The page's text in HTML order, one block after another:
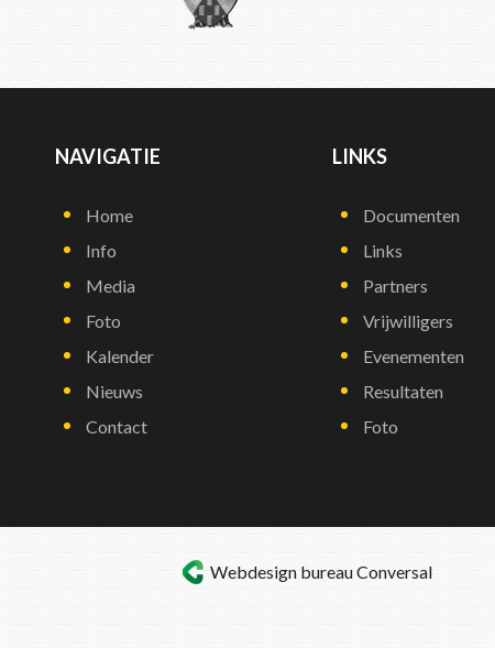
NAVIGATIE
Home
Info
Media
Foto
Kalender
Nieuws
Contact
LINKS
Documenten
Links
Partners
Vrijwilligers
Evenementen
Resultaten
Foto
Webdesign bureauConversal